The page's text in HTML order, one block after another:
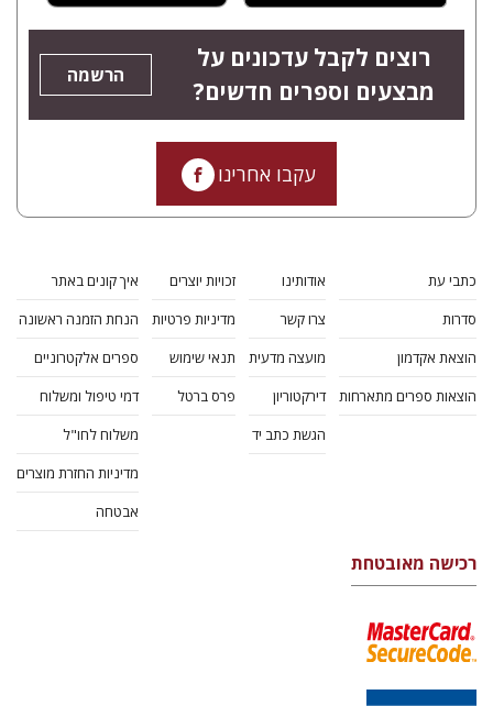
רוצים לקבל עדכונים על
מבצעים וספרים חדשים?
הרשמה
עקבו אחרינו
כתבי עת
סדרות
הוצאת אקדמון
הוצאות ספרים מתארחות
אודותינו
צרו קשר
מועצה מדעית
דירקטוריון
הגשת כתב יד
זכויות יוצרים
מדיניות פרטיות
תנאי שימוש
פרס ברטל
איך קונים באתר
הנחת הזמנה ראשונה
ספרים אלקטרוניים
דמי טיפול ומשלוח
משלוח לחו"ל
מדיניות החזרת מוצרים
אבטחה
רכישה מאובטחת